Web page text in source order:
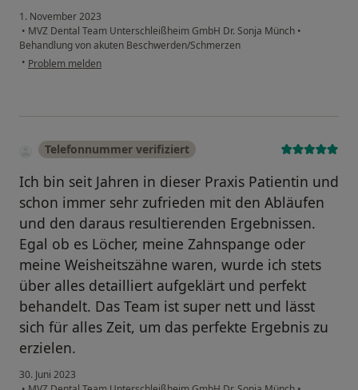
1. November 2023
• MVZ Dental Team Unterschleißheim GmbH Dr. Sonja Münch •
Behandlung von akuten Beschwerden/Schmerzen
• Problem melden
Telefonnummer verifiziert
Ich bin seit Jahren in dieser Praxis Patientin und
schon immer sehr zufrieden mit den Abläufen
und den daraus resultierenden Ergebnissen.
Egal ob es Löcher, meine Zahnspange oder
meine Weisheitszähne waren, wurde ich stets
über alles detailliert aufgeklärt und perfekt
behandelt. Das Team ist super nett und lässt
sich für alles Zeit, um das perfekte Ergebnis zu
erzielen.
30. Juni 2023